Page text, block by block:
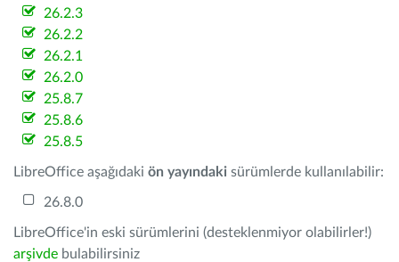
26.2.3
26.2.2
26.2.1
26.2.0
25.8.7
25.8.6
25.8.5
LibreOffice aşağıdaki ön yayındaki sürümlerde kullanılabilir:
26.8.0
LibreOffice'in eski sürümlerini (desteklenmiyor olabilirler!)
arşivde bulabilirsiniz